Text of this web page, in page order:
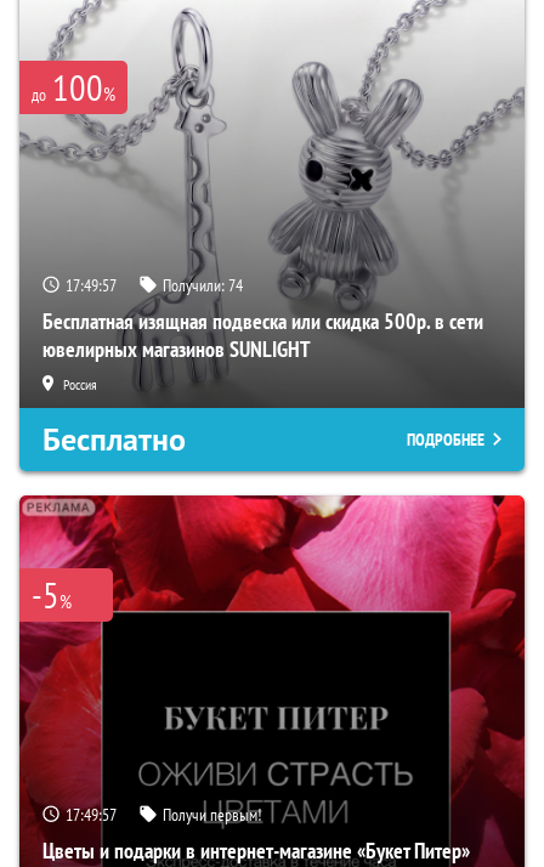
до 100%
17:49:55 Получили:74
Бесплатная изящная подвеска или скидка 500р. в сети
ювелирных магазинов SUNLIGHT
Россия
Бесплатно ПОДРОБНЕЕ
-5%
17:49:55 Получи первым!
Цветы и подарки в интернет-магазине «Букет Питер»